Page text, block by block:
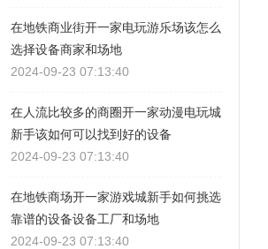
在地铁商业街开一家电玩游乐场该怎么
选择设备商家和场地
2024-09-23 07:13:40
在人流比较多的商圈开一家动漫电玩城
新手该如何可以找到好的设备
2024-09-23 07:13:40
在地铁商场开一家游戏城新手如何挑选
靠谱的设备设备工厂和场地
2024-09-23 07:13:40